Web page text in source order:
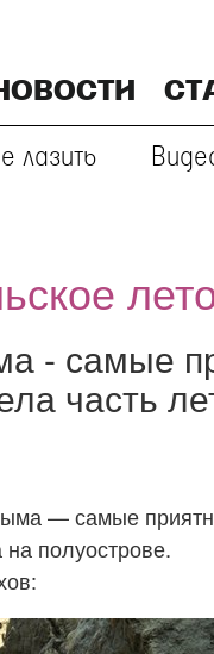
лазить
- самые
часть
— самые
на полуострове.